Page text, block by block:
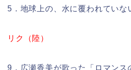
5．地球上の、水に覆われていな
リク（陸）
9．広瀬香美が歌った「ロマンス